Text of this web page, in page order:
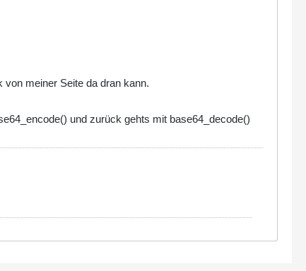
meiner Seite da dran kann.
und zurück gehts mit base64_decode()